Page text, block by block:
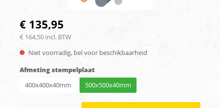
€ 135,95
€ 164,50 incl. BTW
Niet voorradig, bel voor beschikbaarheid
Afmeting stempelplaat
400x400x40mm
500x500x40mm